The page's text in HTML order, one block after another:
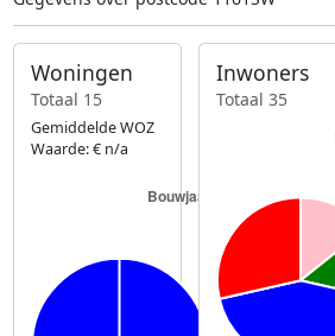
Woningen
Totaal 15
Gemiddelde WOZ
Waarde: € n/a
Inwoners
Totaal 35